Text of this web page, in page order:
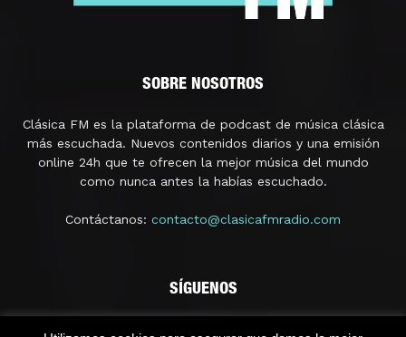
SOBRE NOSOTROS
Clásica FM es la plataforma de podcast de música clásica
más escuchada. Nuevos contenidos diarios y una emisión
online 24h que te ofrecen la mejor música del mundo
como nunca antes la habías escuchado.
Contáctanos: contacto@clasicafmradio.com
SÍGUENOS